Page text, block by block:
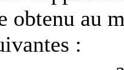
obtenu au
: